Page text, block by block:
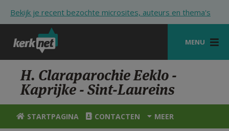
Bekijk je recent bezochte microsites, auteurs en thema's
MENU
STARTPAGINA
KERK
VIERINGEN
H. Claraparochie Eeklo -
Kaprijke - Sint-Laureins
STARTPAGINA CONTACTEN MEER